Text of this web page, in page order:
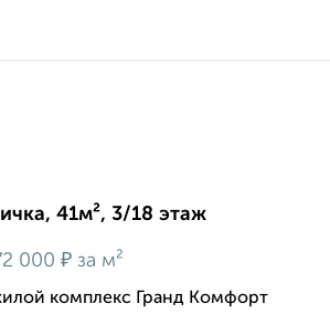
41м², 3/18 этаж
000 ₽ за м²
комплекс Гранд Комфорт